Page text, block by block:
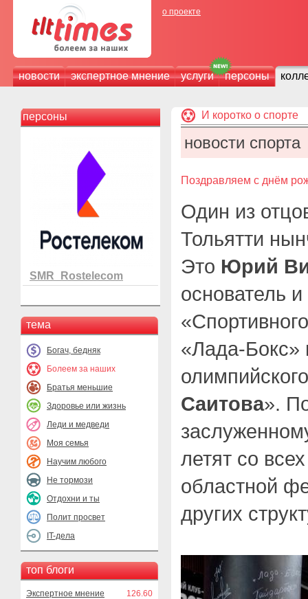
о проекте
новости экспертное мнение услуги персоны
персоны
SMR_Rostelecom
тема
Богач, бедняк
Болеем за наших
Братья меньшие
Здоровье или жизнь
Леди и медведи
Моя семья
Научим любого
Не тормози
Отдохни и ты
Полит просвет
IT-дела
топ блоги
Экспертное мнение
126.60
И коротко о спорте
новости спорта
Поздравляем с днём
Один из
Тольятти
Это Юрий
основатель
«Лада-Бокс»
Саитова».
летят со
областной
других